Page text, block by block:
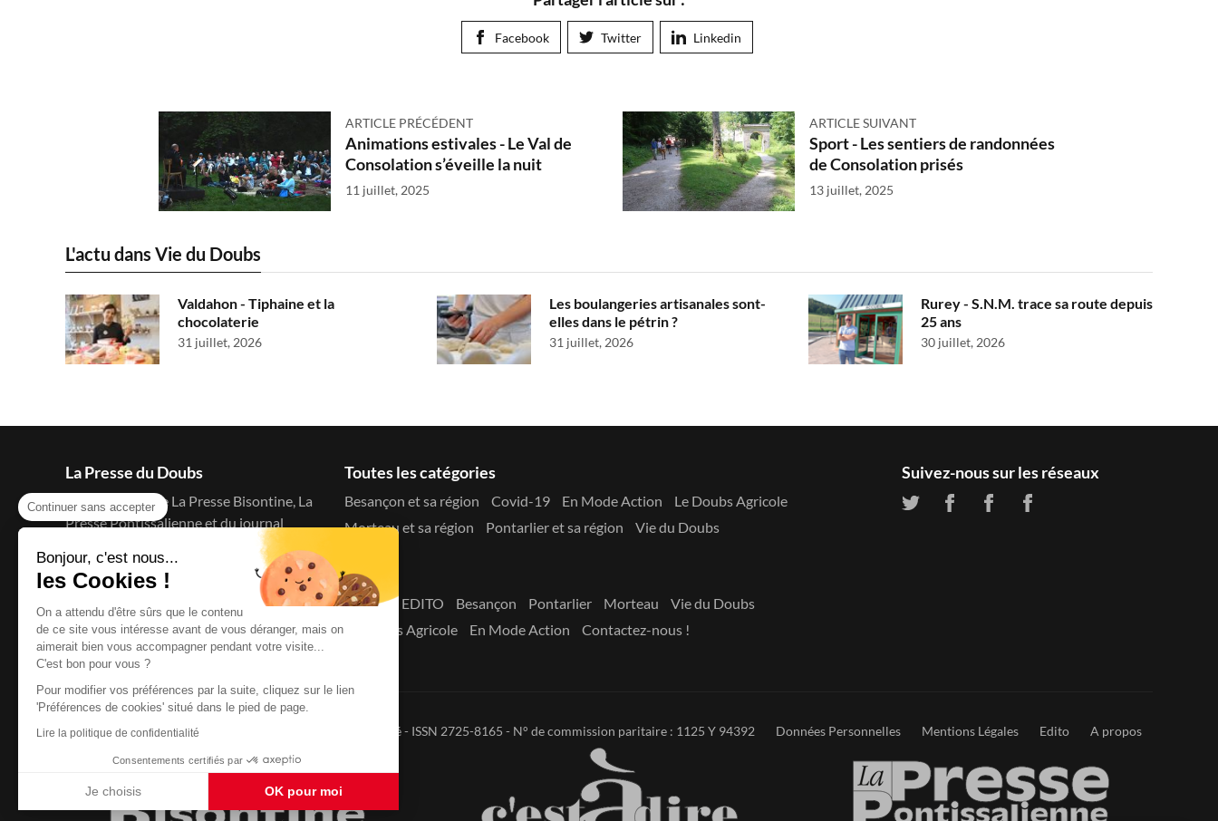
Continuer sans accepter
Bonjour, c'est nous...
les Cookies !
On a attendu d'être sûrs que le contenu
de ce site vous intéresse avant de vous déranger, mais on
aimerait bien vous accompagner pendant votre visite...
C'est bon pour vous ?
Pour modifier vos préférences par la suite, cliquez sur le lien
'Préférences de cookies' situé dans le pied de page.
Lire la politique de confidentialité
Consentements certifiés par
Je choisis OK pour moi
Facebook Twitter Linkedin
ARTICLE PRÉCÉDENT
Animations estivales - Le Val de
Consolation s’éveille la nuit
11 juillet, 2025
ARTICLE SUIVANT
Sport - Les sentiers de randonnées
de Consolation prisés
13 juillet, 2025
L'actu dans Vie du Doubs
Valdahon - Tiphaine et la
chocolaterie
31 juillet, 2026
Les boulangeries artisanales sont-
elles dans le pétrin ?
31 juillet, 2026
Rurey - S.N.M. trace sa route depuis
25 ans
30 juillet, 2026
La Presse du Doubs
Le blog d'actu de La Presse Bisontine, La
Presse Pontissalienne et du journal
Toutes les catégories
Besançon et sa région Covid-19 En Mode Action
Le Doubs Agricole
Morteau et sa région
Pontarlier et sa région Vie du Doubs
Menu
Accueil EDITO Besançon Pontarlier Morteau
Vie du Doubs
Le Doubs Agricole
En Mode Action Contactez-nous !
Suivez-nous sur les réseaux
Copyright © 2026La Presse du Doubs - Tout droit réservé - ISSN 2725-8165 - N° de commission paritaire : 1125 Y 94392 Données Personnelles Mentions Légales Edito A propos